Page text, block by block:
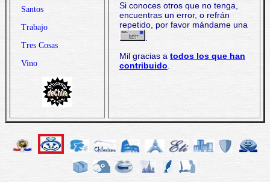
Santos
Trabajo
Tres Cosas
Vino
Si conoces otros que no tenga,
encuentras un error, o refrán
repetido, por favor mándame una
.
Mil gracias a todos los que han
contribuido.